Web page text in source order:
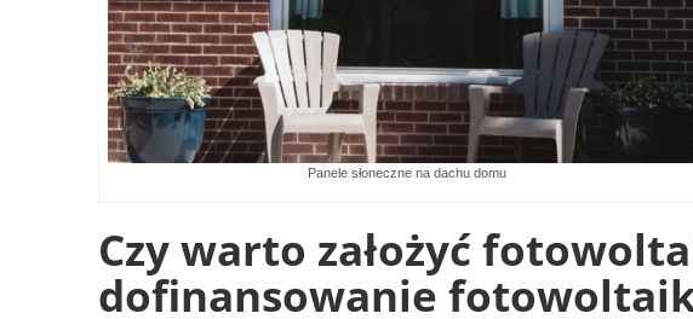
Panele słoneczne na dachu domu
Czy warto założyć
dofinansowanie